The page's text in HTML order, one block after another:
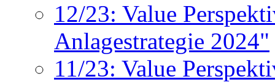
12/23: Value
Anlagestrategie 2024"
11/23: Value